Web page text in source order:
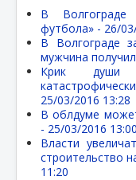
В Волгограде
футбола» - 26/
В Волгограде
мужчина
Крик души
25/03/2016 13:28
В облдуме
- 25/03/2016 13:00
Власти
строительство
11:20